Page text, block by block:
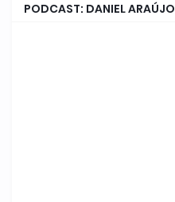
PODCAST: DANIEL ARAÚJO